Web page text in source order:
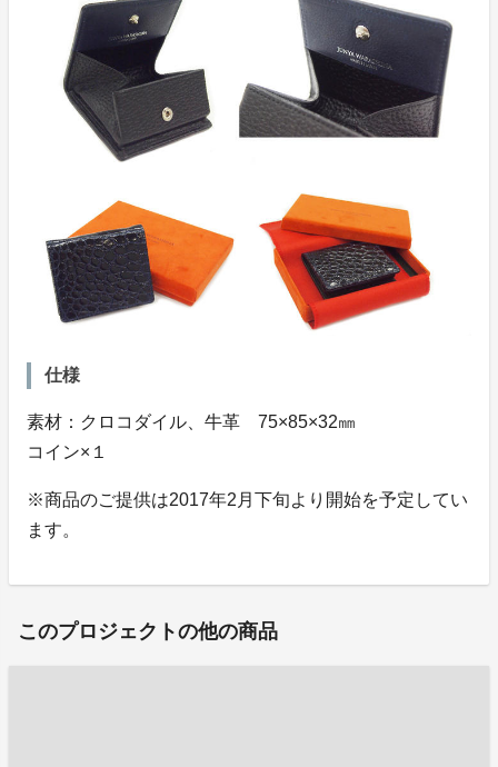
仕様
素材：クロコダイル、牛革 75×85×32㎜
コイン×１
※商品のご提供は2017年2月下旬より開始を予定してい
ます。
このプロジェクトの他の商品